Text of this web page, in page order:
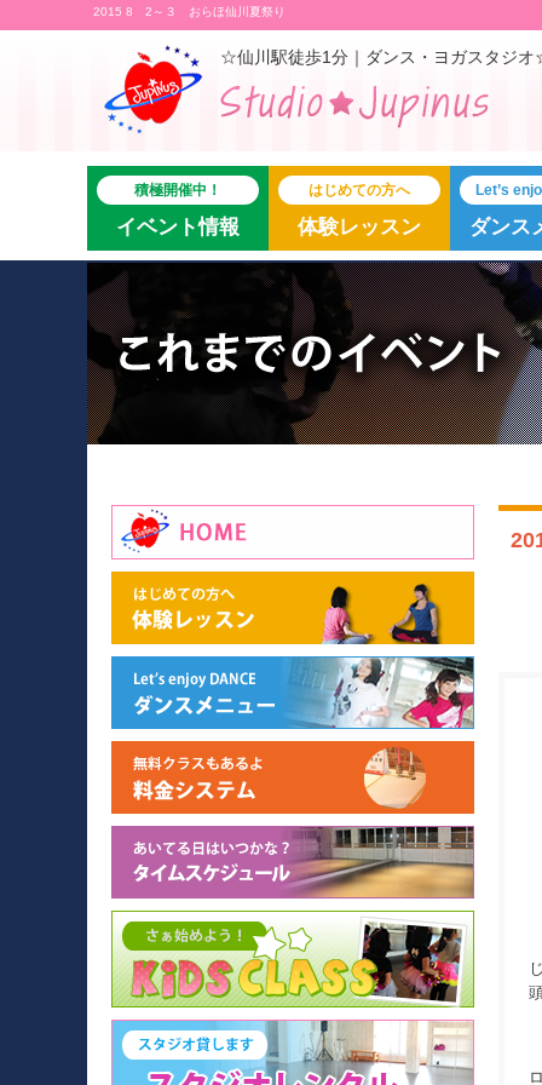
2015 8 2～３ おらほ仙川夏祭り
☆仙川駅徒歩1分｜ダンス・ヨガスタジ
積極開催中！
イベント情報
はじめての方へ
体験レッスン
Let’s
ダンス